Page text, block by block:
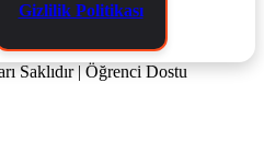
Gizlilik Politikası
Saklıdır | Öğrenci Dostu